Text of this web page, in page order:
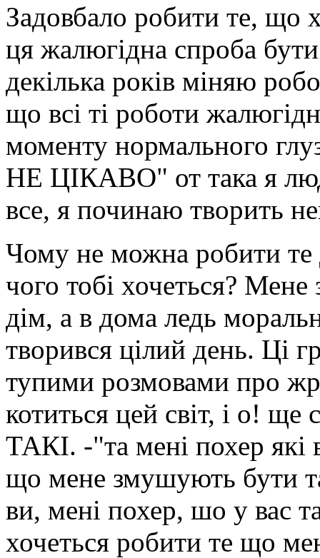
Задовбало робити те, що
ця жалюгідна спроба
декілька років міняю
що всі ті роботи
моменту нормального
НЕ ЦІКАВО" от така я
все, я починаю творить
Чому не можна робити те
чого тобі хочеться?
дім, а в дома ледь
творився цілий день. Ці
тупими розмовами про
котиться цей світ, і о!
ТАКІ. -"та мені похер
що мене змушують бути
ви, мені похер, шо у вас
хочеться робити те що